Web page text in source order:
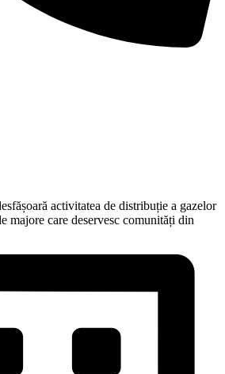
activitatea de distribuție a gazelor
majore care deservesc comunități din